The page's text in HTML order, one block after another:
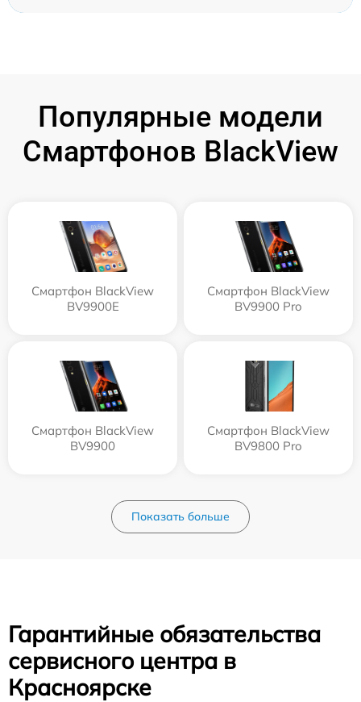
Популярные модели
Смартфонов BlackView
Смартфон BlackView
BV9900E
Смартфон BlackView
BV9900 Pro
Смартфон BlackView
BV9900
Смартфон BlackView
BV9800 Pro
Показать больше
Гарантийные обязательства
сервисного центра в
Красноярске